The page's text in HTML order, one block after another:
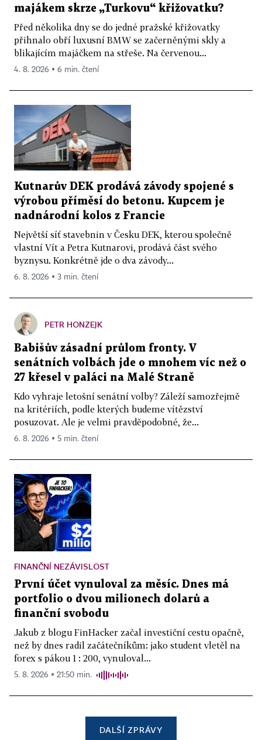
majákem skrze „Turkovu“ křižovatku?
Před několika dny se do jedné pražské křižovatky
přihnalo obří luxusní BMW se začerněnými skly a
blikajícím majáčkem na střeše. Na červenou...
4. 8. 2026 ▪ 6 min. čtení
Kutnarův DEK prodává závody spojené s
výrobou příměsí do betonu. Kupcem je
nadnárodní kolos z Francie
Největší síť stavebnin v Česku DEK, kterou společně
vlastní Vít a Petra Kutnarovi, prodává část svého
byznysu. Konkrétně jde o dva závody...
6. 8. 2026 ▪ 3 min. čtení
PETR HONZEJK
Babišův zásadní průlom fronty. V
senátních volbách jde o mnohem víc než o
27 křesel v paláci na Malé Straně
Kdo vyhraje letošní senátní volby? Záleží samozřejmě
na kritériích, podle kterých budeme vítězství
posuzovat. Ale je velmi pravděpodobné, že...
6. 8. 2026 ▪ 5 min. čtení
FINANČNÍ NEZÁVISLOST
První účet vynuloval za měsíc. Dnes má
portfolio o dvou milionech dolarů a
finanční svobodu
Jakub z blogu FinHacker začal investiční cestu opačně,
než by dnes radil začátečníkům: jako student vletěl na
forex s pákou 1 : 200, vynuloval...
5. 8. 2026 ▪ 21:50 min.
DALŠÍ ZPRÁVY